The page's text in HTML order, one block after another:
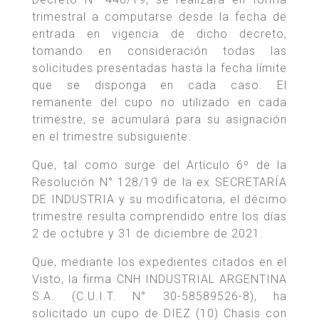
trimestral a computarse desde la fecha de
entrada en vigencia de dicho decreto,
tomando en consideración todas las
solicitudes presentadas hasta la fecha límite
que se disponga en cada caso. El
remanente del cupo no utilizado en cada
trimestre, se acumulará para su asignación
en el trimestre subsiguiente.
Que, tal como surge del Artículo 6º de la
Resolución N° 128/19 de la ex SECRETARÍA
DE INDUSTRIA y su modificatoria, el décimo
trimestre resulta comprendido entre los días
2 de octubre y 31 de diciembre de 2021.
Que, mediante los expedientes citados en el
Visto, la firma CNH INDUSTRIAL ARGENTINA
S.A. (C.U.I.T. N° 30-58589526-8), ha
solicitado un cupo de DIEZ (10) Chasis con